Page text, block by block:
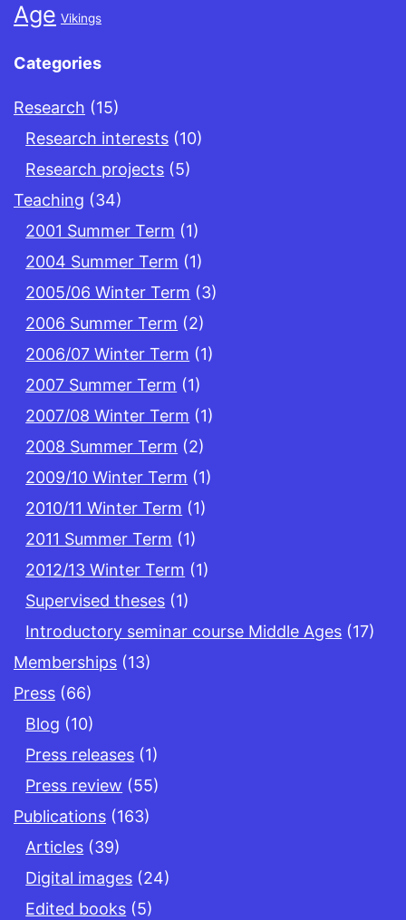
Age Vikings
Categories
Research (15)
Research interests (10)
Research projects (5)
Teaching (34)
2001 Summer Term (1)
2004 Summer Term (1)
2005/06 Winter Term (3)
2006 Summer Term (2)
2006/07 Winter Term (1)
2007 Summer Term (1)
2007/08 Winter Term (1)
2008 Summer Term (2)
2009/10 Winter Term (1)
2010/11 Winter Term (1)
2011 Summer Term (1)
2012/13 Winter Term (1)
Supervised theses (1)
Introductory seminar course Middle Ages (17)
Memberships (13)
Press (66)
Blog (10)
Press releases (1)
Press review (55)
Publications (163)
Articles (39)
Digital images (24)
Edited books (5)